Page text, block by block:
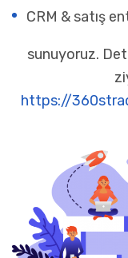
CRM & satış
sunuyoruz.
https://